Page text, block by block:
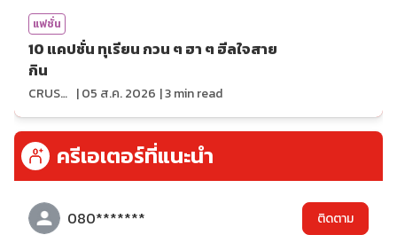
แฟชั่น
10 แคปชั่น ทุเรียน กวน ๆ ฮา ๆ ฮีลใจสาย
กิน
CRUSHที่แปลว่าแอบชอบ |05 ส.ค. 2026 |3min read
ครีเอเตอร์ที่แนะนำ
080******* ติดตาม